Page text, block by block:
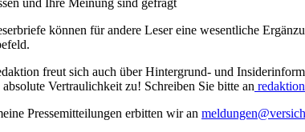
können für andere Leser eine wesentliche
freut sich auch über Hintergrund- und
absolute Vertraulichkeit zu! Schreiben Sie bitte an
Pressemitteilungen erbitten wir an